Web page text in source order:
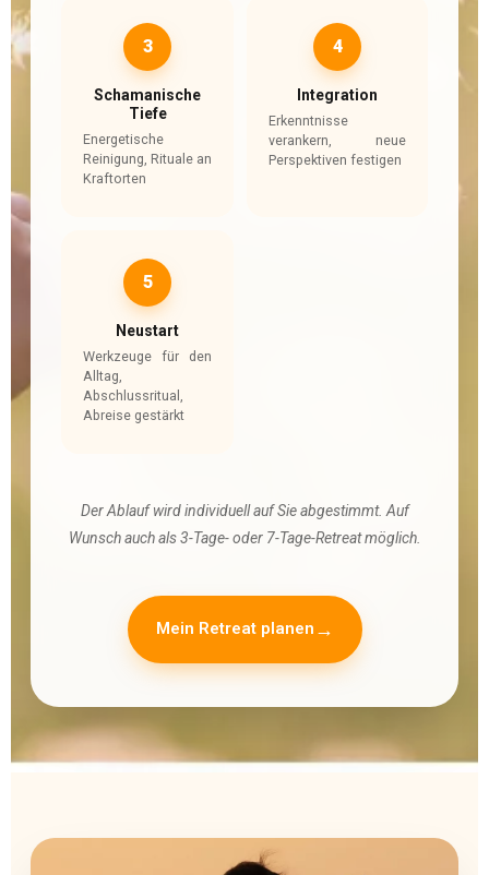
3
Schamanische
Tiefe
Energetische
Reinigung, Rituale an
Kraftorten
4
Integration
Erkenntnisse
verankern, neue
Perspektiven festigen
5
Neustart
Werkzeuge für den
Alltag,
Abschlussritual,
Abreise gestärkt
Der Ablauf wird individuell auf Sie abgestimmt. Auf
Wunsch auch als 3-Tage- oder 7-Tage-Retreat möglich.
Mein Retreat planen